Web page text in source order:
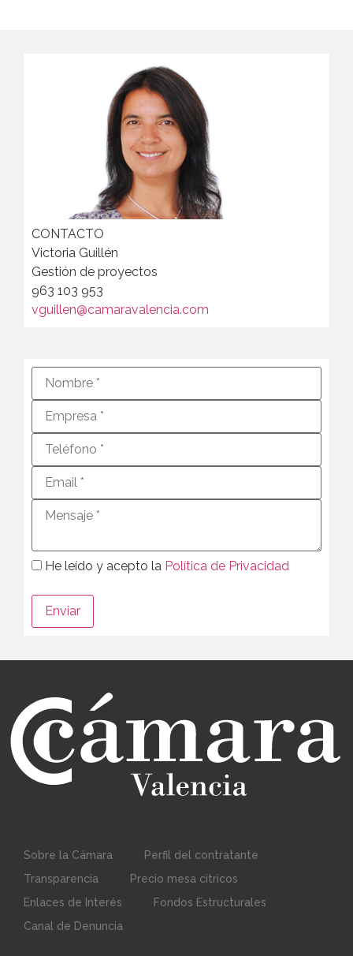
CONTACTO
Victoria Guillén
Gestión de proyectos
963 103 953
vguillen@camaravalencia.com
He leído y acepto la Política de Privacidad
Sobre la Cámara
Perfil del contratante
Transparencia
Precio mesa citricos
Enlaces de Interés
Fondos Estructurales
Canal de Denuncia